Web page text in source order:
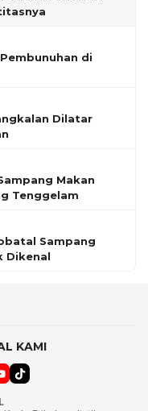
di
Dilatar
Makan
Tenggelam
Sampang
Dikenal
KAMI